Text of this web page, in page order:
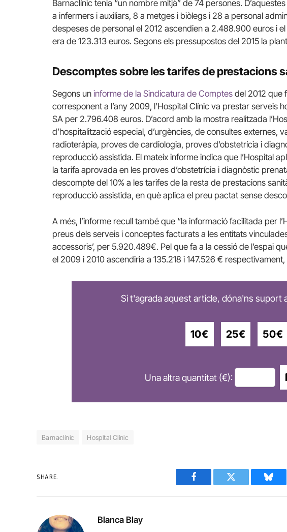
Barnaclínic tenia “un nombre mitjà” de 74 persones.
a infermers i auxiliars, 8 a metges i biòlegs i 28 a personal
despeses de personal el 2012 ascendien a 2.488.900 euros i
era de 123.313 euros. Segons els pressupostos del 2015 la
Descomptes sobre les tarifes de prestacions
Segons un informe de la Sindicatura de Comptes del 2012 que
corresponent a l’any 2009, l’Hospital Clínic va prestar serveis
SA per 2.796.408 euros. D’acord amb la mostra realitzada
d’hospitalització especial, d’urgències, de consultes externes,
radioteràpia, proves de cardiologia, proves d’obstetrícia i
reproducció assistida. El mateix informe indica que l’Hospital
la tarifa aprovada en les proves d’obstetrícia i diagnòstic
descompte del 10% a les tarifes de la resta de prestacions
reproducció assistida, en què aplica el preu pactat sense
A més, l’informe recull també que “la informació facilitada per
preus dels serveis i conceptes facturats a les entitats
accessoris’, per 5.920.489€. Pel que fa a la cessió de l’espai
el 2009 i 2010 ascendiria a 135.218 i 147.526 €
Si t'agrada aquest article, dóna'ns suport
10€ 25€ 50€
Una altra quantitat (€):
Barnaclínic Hospital Clínic
SHARE.
Facebook Twitter
Blanca Blay